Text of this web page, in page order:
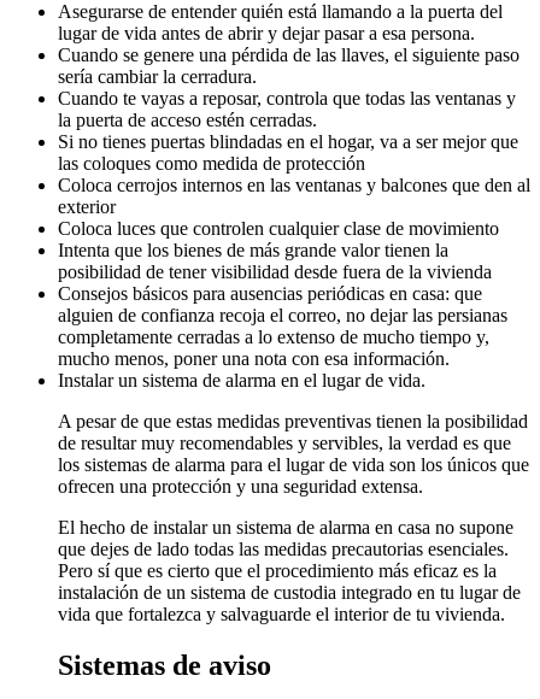
Asegurarse de entender quién está llamando a la puerta del
lugar de vida antes de abrir y dejar pasar a esa persona.
Cuando se genere una pérdida de las llaves, el siguiente paso
sería cambiar la cerradura.
Cuando te vayas a reposar, controla que todas las ventanas y
la puerta de acceso estén cerradas.
Si no tienes puertas blindadas en el hogar, va a ser mejor que
las coloques como medida de protección
Coloca cerrojos internos en las ventanas y balcones que den al
exterior
Coloca luces que controlen cualquier clase de movimiento
Intenta que los bienes de más grande valor tienen la
posibilidad de tener visibilidad desde fuera de la vivienda
Consejos básicos para ausencias periódicas en casa: que
alguien de confianza recoja el correo, no dejar las persianas
completamente cerradas a lo extenso de mucho tiempo y,
mucho menos, poner una nota con esa información.
Instalar un sistema de alarma en el lugar de vida.
A pesar de que estas medidas preventivas tienen la posibilidad
de resultar muy recomendables y servibles, la verdad es que
los sistemas de alarma para el lugar de vida son los únicos que
ofrecen una protección y una seguridad extensa.
El hecho de instalar un sistema de alarma en casa no supone
que dejes de lado todas las medidas precautorias esenciales.
Pero sí que es cierto que el procedimiento más eficaz es la
instalación de un sistema de custodia integrado en tu lugar de
vida que fortalezca y salvaguarde el interior de tu vivienda.
Sistemas de aviso